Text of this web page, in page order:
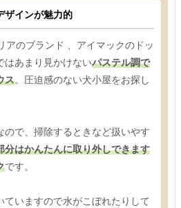
ザインが魅力的
アのブランド 、アイマックのドッ
はあまり見かけないパステル調で
ス。圧迫感のない犬小屋をお探し
ので、掃除するときなど扱いやす
分はかんたんに取り外しできます
です。
ていますので水がこぼれたりして